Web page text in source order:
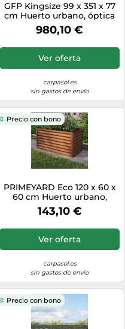
GFP Kingsize 99 x 351 x 77
cm Huerto urbano, óptica
de madera - (GFPV00390)
980,10 €
Ver oferta
carpasol.es
sin gastos de envío
Precio con bono
PRIMEYARD Eco 120 x 60 x
60 cm Huerto urbano,
acero corten, aspecto óxido
- (GFPV00963)
143,10 €
Ver oferta
carpasol.es
sin gastos de envío
Precio con bono